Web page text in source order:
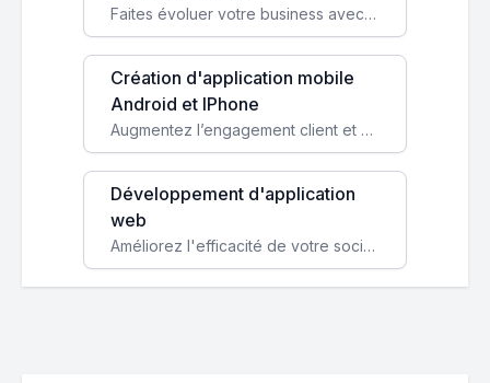
Faites évoluer votre business avec des solutions logicielles personnalisées, parfaitement adaptées à vos besoins spécifiques.
Création d'application mobile
Android et IPhone
Augmentez l’engagement client et simplifiez vos processus avec une application mobile sur mesure, disponible sur iOS et Android.
Développement d'application
web
Améliorez l'efficacité de votre société avec une application web personnalisée accessible partout et tout le temps.